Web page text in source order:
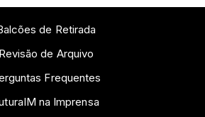
de Retirada
Revisão de Arquivo
Frequentes
na Imprensa